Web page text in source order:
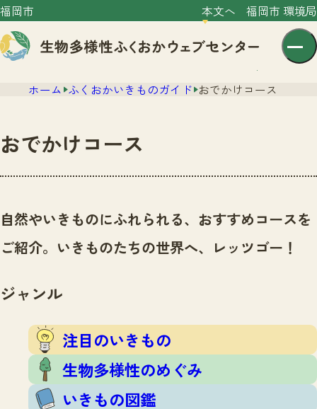
福岡市 本文へ 福岡市 環境局
センター紹介
センター紹介TOP
サイトポリシー
ニュース
いきものガイド
注目のいきもの
生物多様性のめぐみ
いきもの図鑑
おでかけコース
保全アクション
イベント
いきもの調査隊
調査レポート
マッチング
ホーム ふくおかいきものガイド おでかけコース
おでかけコース
自然やいきものにふれられる、おすすめコースを
ご紹介。いきものたちの世界へ、レッツゴー！
ジャンル
注目のいきもの
生物多様性のめぐみ
いきもの図鑑